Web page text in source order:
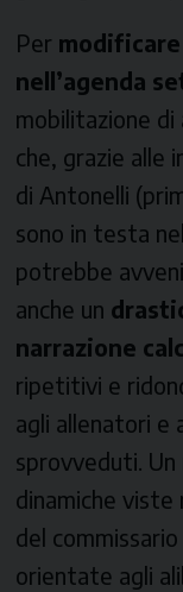
Per
nell’agenda
mobilitazione
che, grazie alle
di Antonelli
sono in testa
potrebbe
anche un
narrazione
ripetitivi e
agli allenatori e
sprovveduti.
dinamiche viste
del
orientate agli